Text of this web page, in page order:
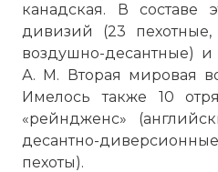
канадская. В
дивизий (23 пехотные,
воздушно-десантные) и
А. М. Вторая мировая
Имелось также 10
«рейндженс»
десантно-
пехоты).